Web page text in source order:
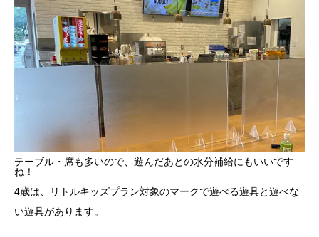
テーブル・席も多いので、 遊んだあとの水分補給にもいいです
ね！
4歳は、リトルキッズプラン対象のマークで遊べる遊具と遊べな
い遊具があります。